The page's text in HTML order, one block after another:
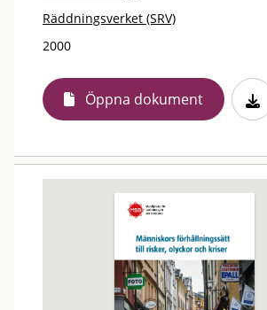
Räddningsverket (SRV)
2000
Öppna dokument